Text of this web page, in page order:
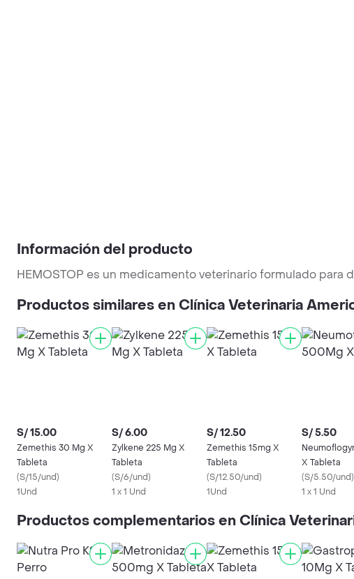
Información del producto
HEMOSTOP es un medicamento veterinario formulado
Productos similares en Clínica Veterinaria
S/ 15.00
Zemethis 30 Mg X
Tableta
(S/15/und)
1Und
S/ 6.00
Zylkene 225 Mg X
Tableta
(S/6/und)
1 x 1 Und
S/ 12.50
Zemethis 15mg X
Tableta
(S/12.50/und)
1Und
S/ 5.50
X Tableta
(S/5.50/und)
1 x 1 Und
Productos complementarios en Clínica